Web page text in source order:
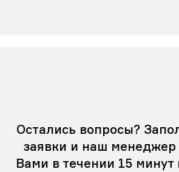
Остались вопросы?
заявки и наш менеджер
Вами в течении 15 минут